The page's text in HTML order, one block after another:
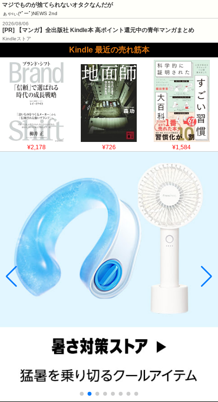
マジでものが捨てられないオタクなんだが
ぁゃιぃ(*ﾟーﾟ)NEWS 2nd
2026/08/06
[PR] 【マンガ】全出版社 Kindle本 高ポイント還元中の青年マンガまとめ
Kindleストア
Kindle 最近の売れ筋本
¥2,178 ¥726 ¥1,584